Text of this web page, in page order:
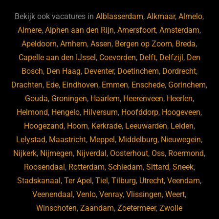
b
o
o
k
ky dI
n
Bekijk ook vacatures inAlblasserdam,Alkmaar,Almelo,
Almere,Alphen aan den Rijn,Amersfoort,Amsterdam,
Apeldoorn,Arnhem,Assen, Bergen op Zoom, Breda,
Capelle aan den IJssel, Coevorden, Delft, Delfzijl, Den
Bosch, Den Haag, Deventer, Doetinchem, Dordrecht,
Drachten, Ede, Eindhoven, Emmen, Enschede, Gorinchem,
Gouda, Groningen, Haarlem, Heerenveen, Heerlen,
Helmond, Hengelo, Hilversum, Hoofddorp, Hoogeveen,
Hoogezand, Hoorn, Kerkrade, Leeuwarden, Leiden,
Lelystad, Maastricht, Meppel, Middelburg, Nieuwegein,
Nijkerk, Nijmegen, Nijverdal, Oosterhout, Oss, Roermond,
Roosendaal, Rotterdam, Schiedam, Sittard, Sneek,
Stadskanaal,Ter Apel,Tiel,Tilburg, Utrecht,Veendam,
Veenendaal,Venlo,Venray,Vlissingen,Weert,
Winschoten,Zaandam,Zoetermeer,Zwolle